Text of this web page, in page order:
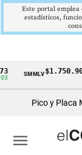
Cintillo
económicos
Colombia
SMMLV$1.750.905
Pico y Placa
menu
Este portal
estadísticos,